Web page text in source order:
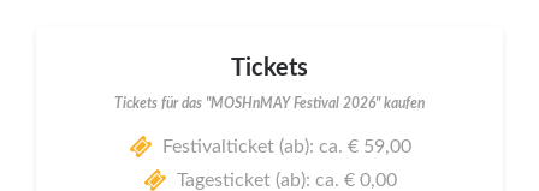
Tickets
Tickets für das "MOSHnMAY Festival 2026" kaufen
Festivalticket (ab): ca. € 59,00
Tagesticket (ab): ca. € 0,00